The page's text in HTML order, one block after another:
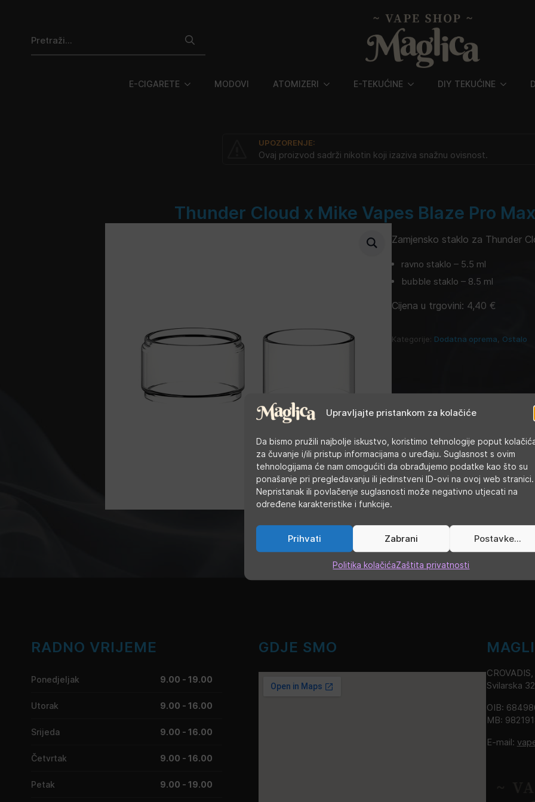
Upravljajte pristankom za kolačiće
Da bismo pružili najbolje iskustvo, koristimo tehnologije poput
za čuvanje i/ili pristup informacijama o uređaju. Suglasnost s ovim
tehnologijama će nam omogućiti da obrađujemo podatke kao što su
ponašanje pri pregledavanju ili jedinstveni ID-ovi na ovoj web stranici.
Nepristanak ili povlačenje suglasnosti može negativno utjecati na
određene karakteristike i funkcije.
Prihvati Zabrani Postavke...
Politika kolačićaZaštita privatnosti
E-CIGARETE MODOVI ATOMIZERI E-TEKUĆINE DIY TEKUĆINE
UPOZORENJE:
Ovaj proizvod sadrži nikotin koji izaziva snažnu ovisnost.
Thunder Cloud x Mike Vapes Blaze Pro
Zamjensko staklo za Thunder
ravno staklo – 5.5 ml
bubble staklo – 8.5 ml
Cijena u trgovini: 4,40 €
Kategorije: Dodatna oprema, Ostalo
RADNO VRIJEME
Ponedjeljak 9.00 - 19.00
Utorak 9.00 - 16.00
Srijeda 9.00 - 16.00
Četvrtak 9.00 - 16.00
Petak 9.00 - 19.00
GDJE SMO
Svilarska
OIB:
MB:
E-mail: